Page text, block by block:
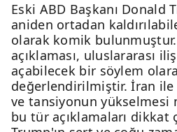
Eski ABD Başkanı Donald
aniden ortadan
olarak komik
açıklaması, uluslararası
açabilecek bir söylem
değerlendirilmiştir. İran
ve tansiyonun yükselmesi
bu tür açıklamaları dikkat